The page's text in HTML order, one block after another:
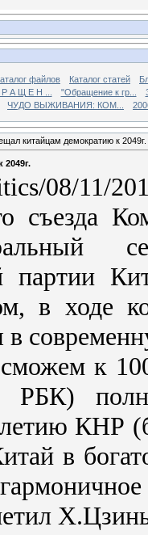
файлов Каталог статей
А Щ Е Н ... "Обращение к гр...
ЧУДО ВЫЖИВАНИЯ: КОМ...
китайцам демократию к 2049г.
2049г.
08/11/
съезда
партии
в ходе
в
к
КНР
в